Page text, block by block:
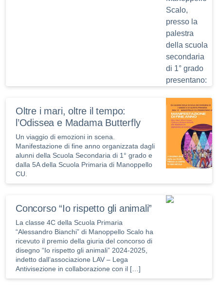
Oltre i mari, oltre il tempo:
l’Odissea e Madama Butterfly
Un viaggio di emozioni in scena.
Manifestazione di fine anno organizzata dagli
alunni della Scuola Secondaria di 1° grado e
dalla 5A della Scuola Primaria di Manoppello
CU.
Concorso “Io rispetto gli animali”
La classe 4C della Scuola Primaria
“Alessandro Bianchi” di Manoppello Scalo ha
ricevuto il premio della giuria del concorso di
disegno “Io rispetto gli animali” 2024-2025,
indetto dall’associazione LAV – Lega
Antivisezione in collaborazione con il […]